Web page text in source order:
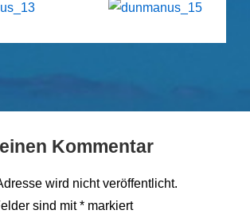
Kommentar
wird nicht veröffentlicht.
sind mit* markiert